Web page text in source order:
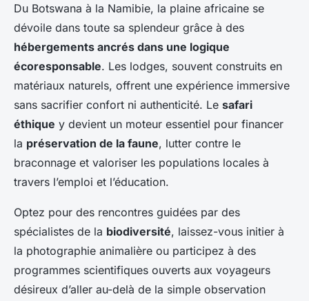
Du Botswana à la Namibie, la plaine africaine se
dévoile dans toute sa splendeur grâce à des
hébergements ancrés dans une logique
écoresponsable. Les lodges, souvent construits en
matériaux naturels, offrent une expérience immersive
sans sacrifier confort ni authenticité. Le safari
éthique y devient un moteur essentiel pour financer
la préservation de la faune, lutter contre le
braconnage et valoriser les populations locales à
travers l’emploi et l’éducation.
Optez pour des rencontres guidées par des
spécialistes de la biodiversité, laissez-vous initier à
la photographie animalière ou participez à des
programmes scientifiques ouverts aux voyageurs
désireux d’aller au-delà de la simple observation